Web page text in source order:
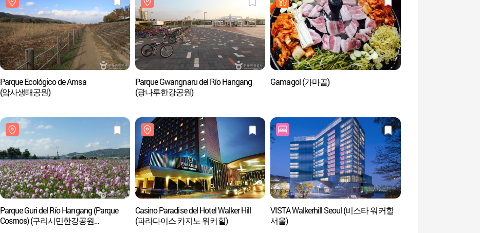
Parque Ecológico de Amsa
(암사생태공원)
Parque Gwangnaru del Río Hangang
(광나루한강공원)
Gamagol (가마골)
Parque Guri del Río Hangang (Parque
Cosmos) (구리시민한강공원
Casino Paradise del Hotel Walker Hill
(파라다이스 카지노 워커힐)
VISTA Walkerhill Seoul (비스타 워커힐
서울)